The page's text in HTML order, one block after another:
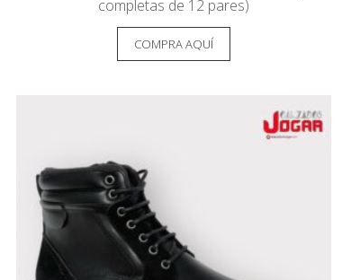
completas de 12 pares)
COMPRA AQUÍ